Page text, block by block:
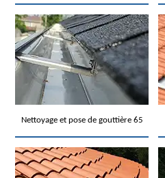
Nettoyage et pose de gouttière 65